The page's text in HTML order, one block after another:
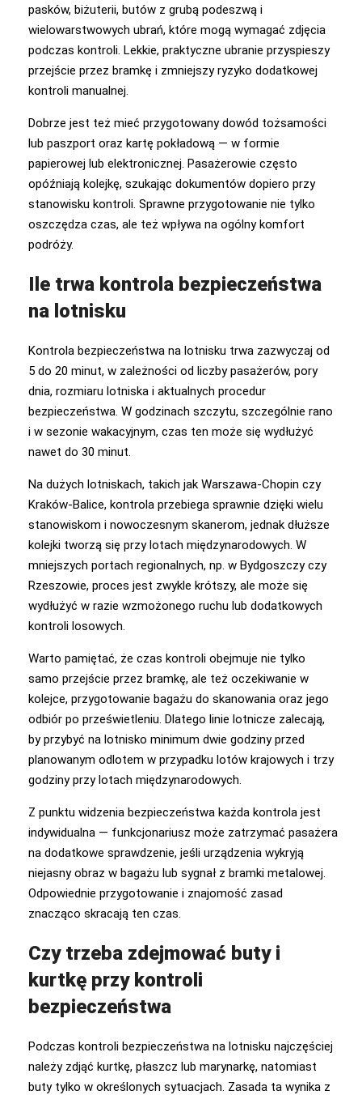
pasków, biżuterii, butów z grubą podeszwą i
wielowarstwowych ubrań, które mogą wymagać zdjęcia
podczas kontroli. Lekkie, praktyczne ubranie przyspieszy
przejście przez bramkę i zmniejszy ryzyko dodatkowej
kontroli manualnej.
Dobrze jest też mieć przygotowany dowód tożsamości
lub paszport oraz kartę pokładową — w formie
papierowej lub elektronicznej. Pasażerowie często
opóźniają kolejkę, szukając dokumentów dopiero przy
stanowisku kontroli. Sprawne przygotowanie nie tylko
oszczędza czas, ale też wpływa na ogólny komfort
podróży.
Ile trwa kontrola bezpieczeństwa
na lotnisku
Kontrola bezpieczeństwa na lotnisku trwa zazwyczaj od
5 do 20 minut, w zależności od liczby pasażerów, pory
dnia, rozmiaru lotniska i aktualnych procedur
bezpieczeństwa. W godzinach szczytu, szczególnie rano
i w sezonie wakacyjnym, czas ten może się wydłużyć
nawet do 30 minut.
Na dużych lotniskach, takich jak Warszawa-Chopin czy
Kraków-Balice, kontrola przebiega sprawnie dzięki wielu
stanowiskom i nowoczesnym skanerom, jednak dłuższe
kolejki tworzą się przy lotach międzynarodowych. W
mniejszych portach regionalnych, np. w Bydgoszczy czy
Rzeszowie, proces jest zwykle krótszy, ale może się
wydłużyć w razie wzmożonego ruchu lub dodatkowych
kontroli losowych.
Warto pamiętać, że czas kontroli obejmuje nie tylko
samo przejście przez bramkę, ale też oczekiwanie w
kolejce, przygotowanie bagażu do skanowania oraz jego
odbiór po prześwietleniu. Dlatego linie lotnicze zalecają,
by przybyć na lotnisko minimum dwie godziny przed
planowanym odlotem w przypadku lotów krajowych i trzy
godziny przy lotach międzynarodowych.
Z punktu widzenia bezpieczeństwa każda kontrola jest
indywidualna — funkcjonariusz może zatrzymać pasażera
na dodatkowe sprawdzenie, jeśli urządzenia wykryją
niejasny obraz w bagażu lub sygnał z bramki metalowej.
Odpowiednie przygotowanie i znajomość zasad
znacząco skracają ten czas.
Czy trzeba zdejmować buty i
kurtkę przy kontroli
bezpieczeństwa
Podczas kontroli bezpieczeństwa na lotnisku najczęściej
należy zdjąć kurtkę, płaszcz lub marynarkę, natomiast
buty tylko w określonych sytuacjach. Zasada ta wynika z